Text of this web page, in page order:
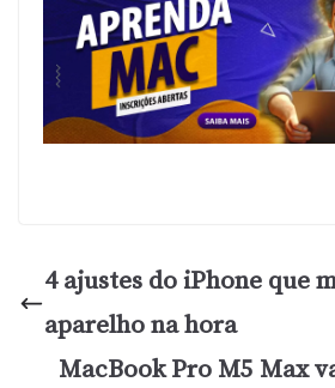
4 ajustes do iPhone que
aparelho na hora
MacBook Pro M5 Max